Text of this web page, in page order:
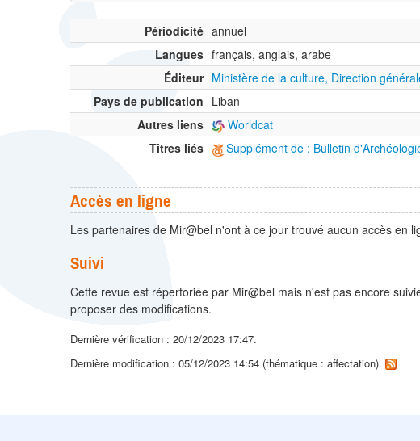
Périodicité annuel
Langues français, anglais, arabe
Éditeur Ministère de la culture, Direction
Pays de publication Liban
Autres liens
Worldcat
Titres liés
Supplément de : Bulletin
Accès en ligne
Les partenaires de Mir@bel n'ont à ce jour trouvé aucun accès
Suivi
Cette revue est répertoriée par Mir@bel mais n'est pas encore
proposer des modifications.
Dernière vérification : 20/12/2023 17:47.
Dernière modification : 05/12/2023 14:54 (thématique : affectation).